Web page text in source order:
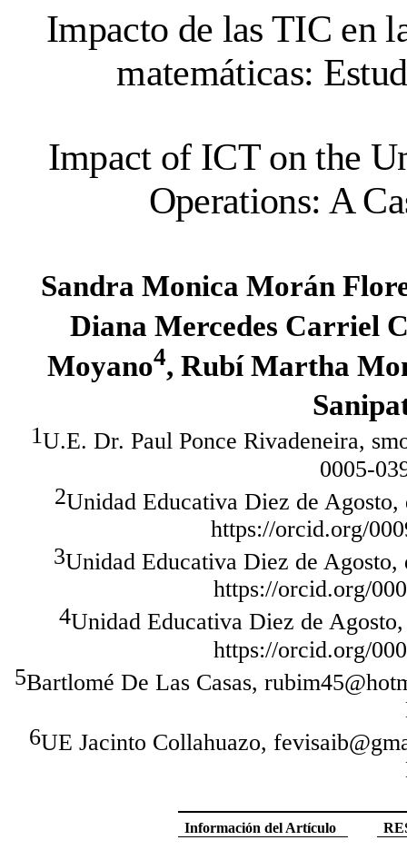
Impacto de las TIC en
matemáticas:
Impact of ICT on the
Operations: A
Sandra Monica Morán
Diana Mercedes Carriel
Moyano4, Rubí Martha
1U.E. Dr. Paul Ponce Rivadeneira,
0005-
2Unidad Educativa Diez de Agosto,
https://orcid.org/
3Unidad Educativa Diez de Agosto,
https://orcid.org/
4Unidad Educativa Diez de
https://orcid.org/
5Bartlomé De Las Casas,
6UE Jacinto Collahuazo,
Información del Artículo